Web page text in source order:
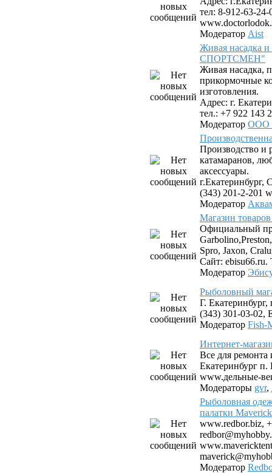
тел: 8-912-63-
Модератор Aist
Живая насадка
СПОРТСМЕН"
Живая насадка,
прикормочные
изготовления.
Адрес: г.
тел.: +7 922 143
Модератор ООО
Производство
катамаранов,
аксессуары.
г.Екатеринбург,
(343) 201-2-201
Модератор
Магазин
Официальный
Spro, Jaxon,
Сайт: ebisu66.ru.
Модератор
Рыболовный
Г.
(343) 301-03-02,
Модератор Fish-
Интернет-
Все для ремонта
Екатеринбург п.
www.дельные-
Модераторы gvr,
Рыболовная
палатки Maverick
www.redbor.biz,
Модератор